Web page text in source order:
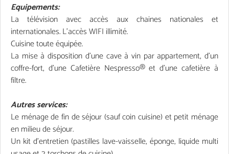
Equipements:
La télévision avec accès aux chaines nationales et
internationales. L'accès WIFI illimité.
Cuisine toute équipée.
La mise à disposition d’une cave à vin par appartement, d’un
coffre-fort, d’une Cafetière Nespresso® et d’une cafetière à
filtre.
Autres services:
Le ménage de fin de séjour (sauf coin cuisine) et petit ménage
en milieu de séjour.
Un kit d'entretien (pastilles lave-vaisselle, éponge, liquide multi